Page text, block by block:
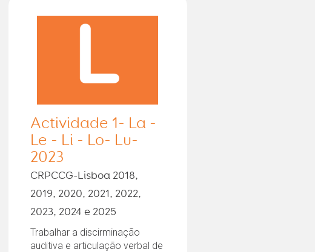
Actividade 1- La -
Le - Li - Lo- Lu-
2023
CRPCCG-Lisboa 2018,
2019, 2020, 2021, 2022,
2023, 2024 e 2025
Trabalhar a discirminação
auditiva e articulação verbal de